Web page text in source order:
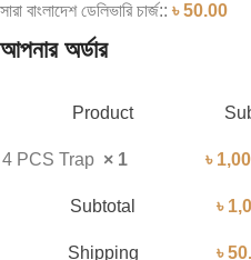
সারা বাংলাদেশ ডেলিভারি চার্জ:: ৳50.00
আপনার অর্ডার
Product
4 PCS Trap × 1 ৳
Subtotal ৳
Shipping ৳